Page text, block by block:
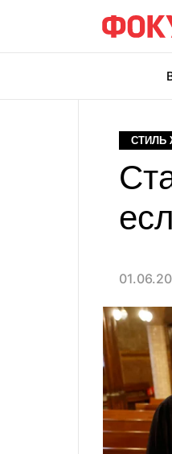
СТИЛЬ